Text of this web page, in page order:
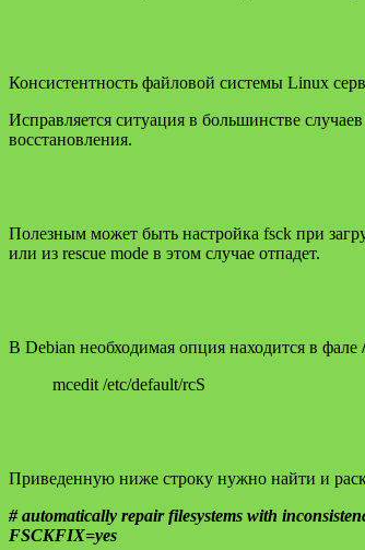
Консистентность файловой системы Linux
Исправляется ситуация в большинстве
восстановления.
Полезным может быть настройка fsck при
или из rescue mode в этом случае отпадет.
В Debian необходимая опция находится в фале
mcedit /etc/default/rcS
Приведенную ниже строку нужно найти и
# automatically repair filesystems with
FSCKFIX=yes